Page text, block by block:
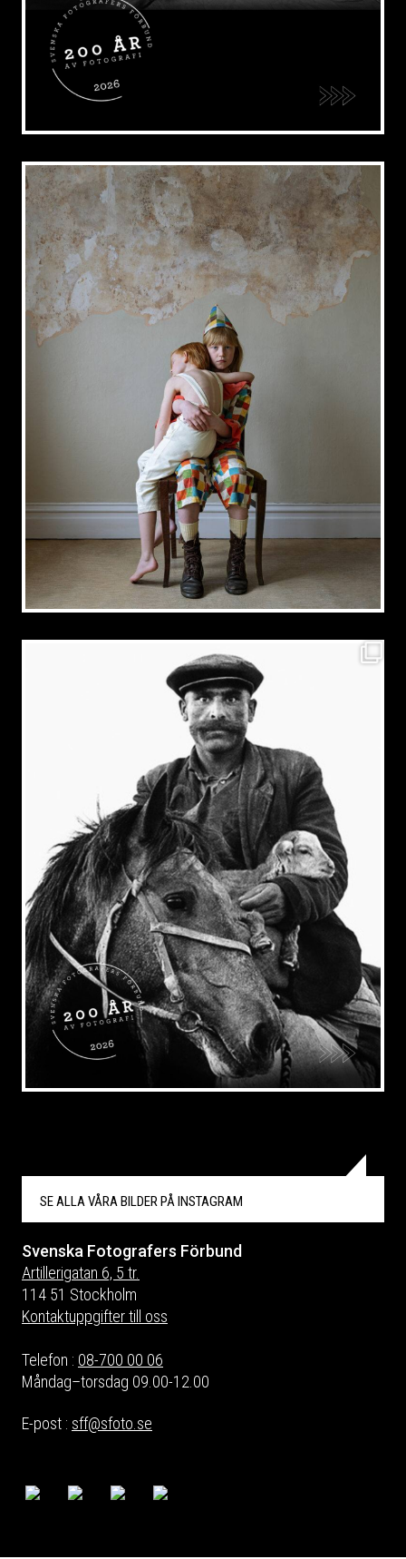
SE ALLA VÅRA BILDER PÅINSTAGRAM
Svenska Fotografers Förbund
Artillerigatan 6, 5 tr.
114 51 Stockholm
Kontaktuppgifter till oss
Telefon : 08-700 00 06
Måndag–torsdag 09.00-12.00
E-post : sff@sfoto.se